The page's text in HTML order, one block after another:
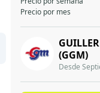
Precio por mes
(GGM)
Desde